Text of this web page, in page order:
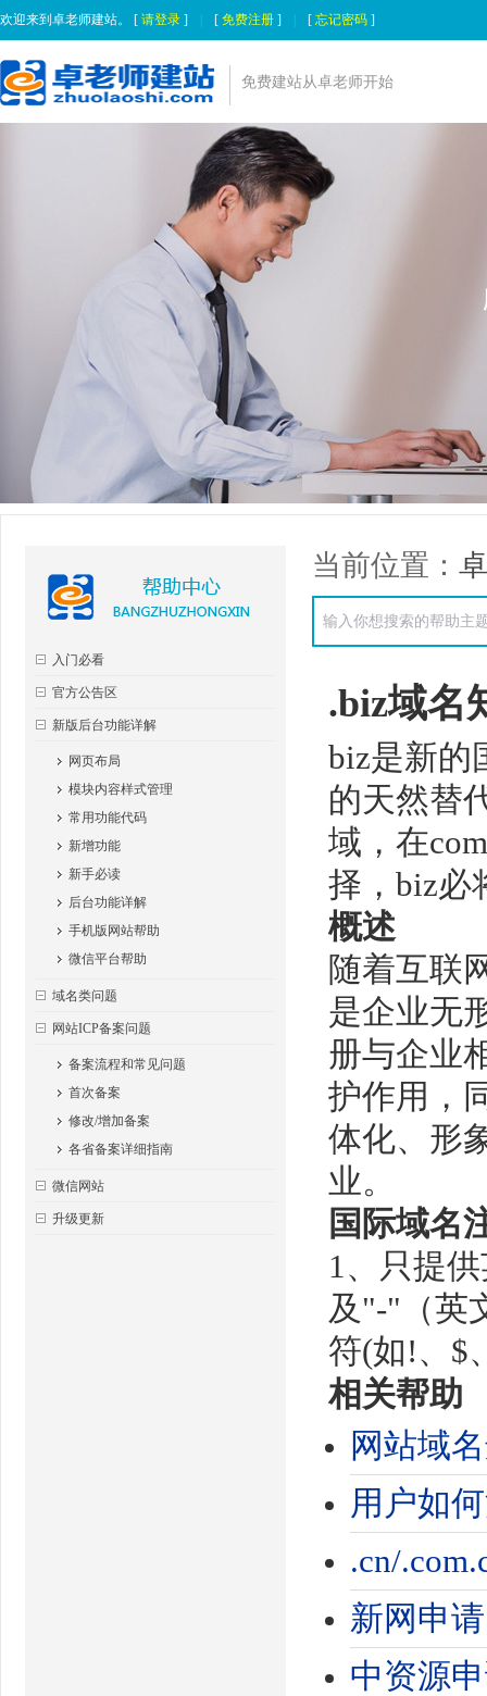
欢迎来到卓老师建站。 [ 请登录 ] [ 免费注册 ] [ 忘记密码 ]
免费建站从卓老师开始
入门必看
官方公告区
新版后台功能详解
网页布局
模块内容样式管理
常用功能代码
新增功能
新手必读
后台功能详解
手机版网站帮助
微信平台帮助
域名类问题
网站ICP备案问题
备案流程和常见问题
首次备案
修改/增加备案
各省备案详细指南
微信网站
升级更新
当前位置：
.biz域名
biz是新的
的天然替
域，在
择，biz必
概述
随着互联
是企业无
册与企业
护作用，
体化、形
业。
国际域名
1、只提
及"-"（英
符(如!、$
相关帮助
网站域
用户如
.cn/
新网申
中资源